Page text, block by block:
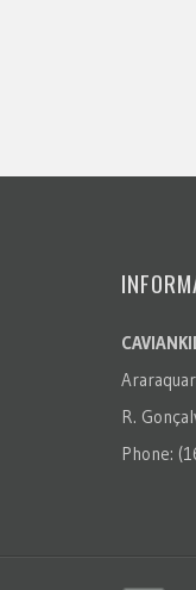
R.
Phone: